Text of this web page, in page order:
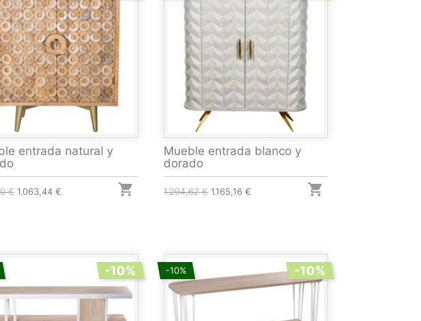
entrada natural y
€ 1.063,44 € 
Mueble entrada blanco y
dorado
1.294,62 € 1.165,16 € 
-10% -10% -10%